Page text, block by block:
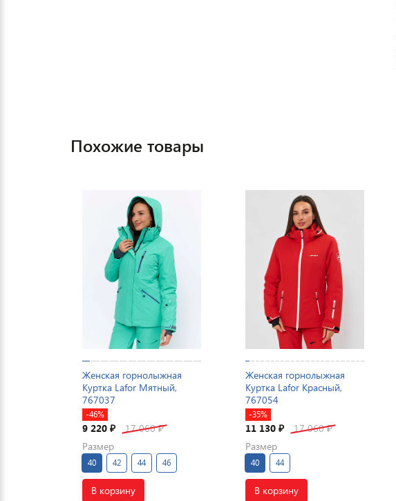
Похожие товары
Женская горнолыжная
Куртка Lafor Мятный,
767037
-46%
9 220 ₽ 17 060₽
Размер
40 42 44 46
В корзину
Женская горнолыжная
Куртка Lafor Красный,
767054
-35%
11 130₽ 17 060₽
Размер
40 44
В корзину